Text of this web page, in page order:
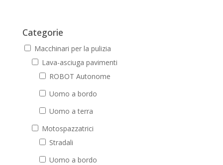
Categorie
Macchinari per la pulizia
Lava-asciuga pavimenti
ROBOT Autonome
Uomo a bordo
Uomo a terra
Motospazzatrici
Stradali
Uomo a bordo